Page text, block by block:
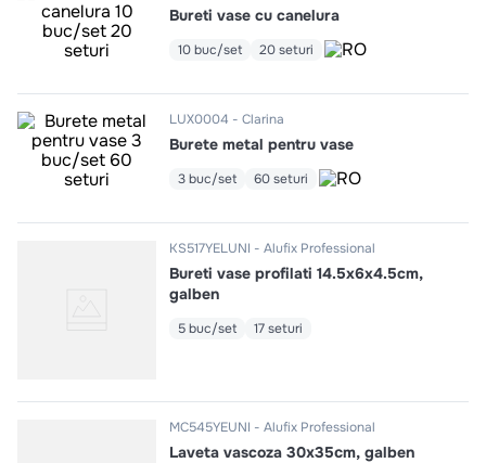
aripi
croissant
10.pizza
Bureti vase cu canelura
10 buc/set 20 seturi
LUX0004 Clarina
Burete metal pentru vase
3 buc/set 60 seturi
KS517YELUNI Alufix Professional
Bureti vase profilati 14.5x6x4.5cm,
galben
5 buc/set 17 seturi
MC545YEUNI Alufix Professional
Laveta vascoza 30х35сm, galben